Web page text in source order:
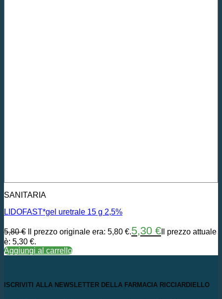
SANITARIA
LIDOFAST*gel uretrale 15 g 2,5%
5,80€ Il prezzo originale era: 5,80 €.5,30 € Il prezzo attuale
è: 5,30 €.
Aggiungi al carrello
ISCRIVITI ALLA NEWSLETTER DELLA FARMACIA RICCIARDIELLO